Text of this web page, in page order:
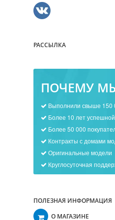
РАССЫЛКА
ПОЧЕМУ
Выполнили свыше 150
Более 10 лет
Более 50 000
Контракты с домами
Оригинальные модели
Круглосуточная
ПОЛЕЗНАЯ ИНФОРМАЦИЯ
О МАГАЗИНЕ